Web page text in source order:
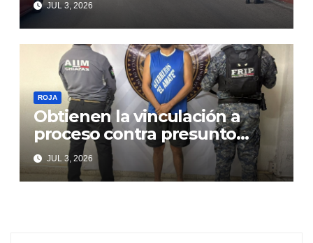
JUL 3, 2026
ROJA
Obtienen la vinculación a
proceso contra presunto
responsable de violencia
familiar
JUL 3, 2026